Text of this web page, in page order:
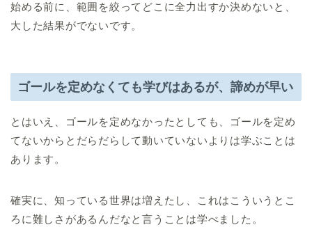
始める前に、範囲を絞ってどこに全力出すか決めないと、
大した結果がでないです。
ゴールを定めなくても学びはあるが、諦めが早い
とはいえ、ゴールを定めなかったとしても、ゴールを定め
てないからとだらだらして動いていないよりは学ぶことは
あります。
確実に、知っている世界は増えたし、これはこういうとこ
ろに難しさがあるんだなと言うことは学べました。